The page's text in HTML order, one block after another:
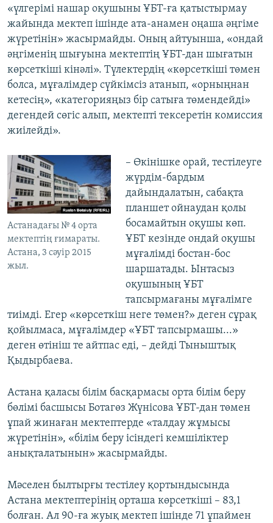
«үлгерімі нашар оқушыны ҰБТ-ға қатыстырмау
жайында мектеп ішінде ата-анамен оңаша әңгіме
жүретінін» жасырмайды. Оның айтуынша, «ондай
әңгіменің шығуына мектептің ҰБТ-дан шығатын
көрсеткіші кінәлі». Түлектердің «көрсеткіші төмен
болса, мұғалімдер сүйкімсіз атанып, «орныңнан
кетесің», «категорияңыз бір сатыға төмендейді»
дегендей сөгіс алып, мектепті тексеретін комиссия
жиілейді».
Астанадағы № 4 орта
мектептің ғимараты.
Астана, 3 сәуір 2015
жыл.
– Өкінішке орай, тестілеуге
жүрдім-бардым
дайындалатын, сабақта
планшет ойнаудан қолы
босамайтын оқушы көп.
ҰБТ кезінде ондай оқушы
мұғалімді бостан-бос
шаршатады. Ынтасыз
оқушының ҰБТ
тапсырмағаны мұғалімге
тиімді. Егер «көрсеткіш неге төмен?» деген сұрақ
қойылмаса, мұғалімдер «ҰБТ тапсырмашы...»
деген өтініш те айтпас еді, – дейді Тыныштық
Қыдырбаева.
Астана қаласы білім басқармасы орта білім беру
бөлімі басшысы Ботагөз Жүнісова ҰБТ-дан төмен
ұпай жинаған мектептерде «талдау жұмысы
жүретінін», «білім беру ісіндегі кемшіліктер
анықталатынын» жасырмайды.
Мәселен былтырғы тестілеу қортындысында
Астана мектептерінің орташа көрсеткіші – 83,1
болған. Ал 90-ға жуық мектеп ішінде 71 ұпаймен